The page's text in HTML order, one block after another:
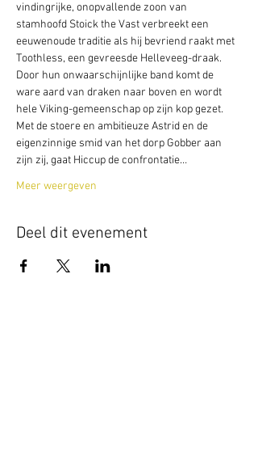
vindingrijke, onopvallende zoon van
stamhoofd Stoick the Vast verbreekt een
eeuwenoude traditie als hij bevriend raakt met
Toothless, een gevreesde Helleveeg-draak.
Door hun onwaarschijnlijke band komt de
ware aard van draken naar boven en wordt
hele Viking-gemeenschap op zijn kop gezet.
Met de stoere en ambitieuze Astrid en de
eigenzinnige smid van het dorp Gobber aan
zijn zij, gaat Hiccup de confrontatie…
Meer weergeven
Deel dit evenement